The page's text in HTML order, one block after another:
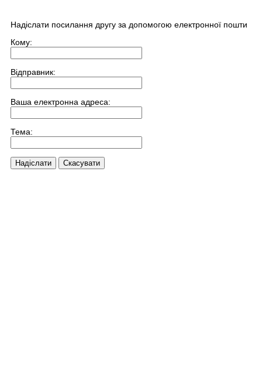
Надіслати посилання другу за допомогою електронної пошти
Кому:
Відправник:
Ваша електронна адреса:
Тема:
Надіслати Скасувати